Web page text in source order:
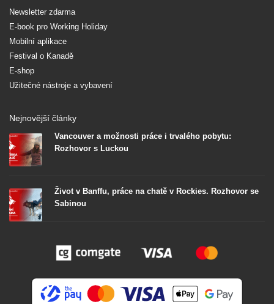
Newsletter zdarma
E-book pro Working Holiday
Mobilní aplikace
Festival o Kanadě
E-shop
Užitečné nástroje a vybavení
Nejnovější články
Vancouver a možnosti práce i trvalého pobytu:
Rozhovor s Luckou
Život v Banffu, práce na chatě v Rockies. Rozhovor se
Sabinou